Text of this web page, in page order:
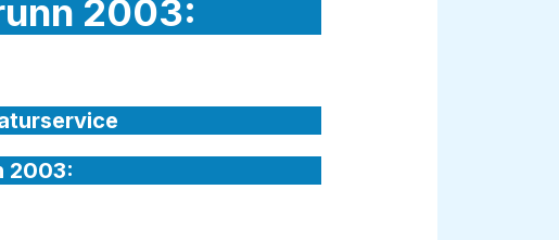
2003:
2003: